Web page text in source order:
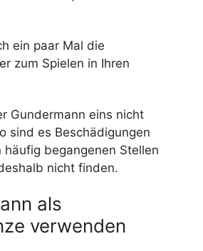
ein paar Mal die
zum Spielen in Ihren
Gundermann eins nicht
sind es Beschädigungen
häufig begangenen Stellen
nicht finden.
als
verwenden